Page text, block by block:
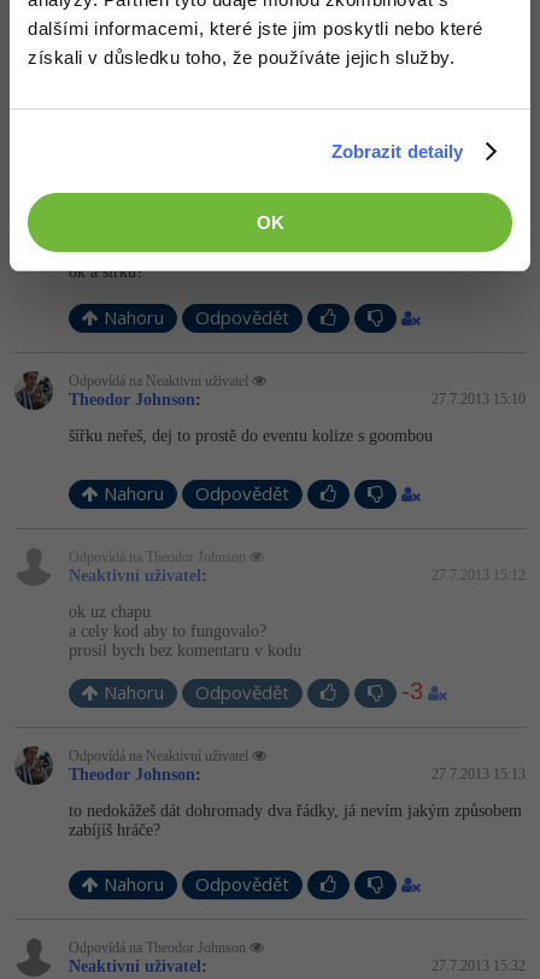
dalšími informacemi, které jste jim poskytli nebo které
získali v důsledku toho, že používáte jejich služby.
Zobrazit detaily
OK
Odpovídá na Neaktivní uživatel
Theodor Johnson: 27.7.2013 15:07
27.7.2013 15:09
ok a sirku?
Nahoru Odpovědět
Odpovídá na Neaktivní uživatel
Theodor Johnson: 27.7.2013 15:10
šířku neřeš, dej to prostě do eventu kolize s goombou
Nahoru Odpovědět
Odpovídá na Theodor Johnson
Neaktivní uživatel : 27.7.2013 15:12
ok uz chapu
a cely kod aby to fungovalo?
prosil bych bez komentaru v kodu
Nahoru Odpovědět -3
Odpovídá na Neaktivní uživatel
Theodor Johnson: 27.7.2013 15:13
to nedokážeš dát dohromady dva řádky, já nevím jakým způsobem
zabíjíš hráče?
Nahoru Odpovědět
Odpovídá na Theodor Johnson
Neaktivní uživatel : 27.7.2013 15:32